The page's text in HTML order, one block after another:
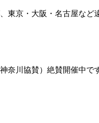
東京・大阪・名古屋な
奈川協賛）絶賛開催中で